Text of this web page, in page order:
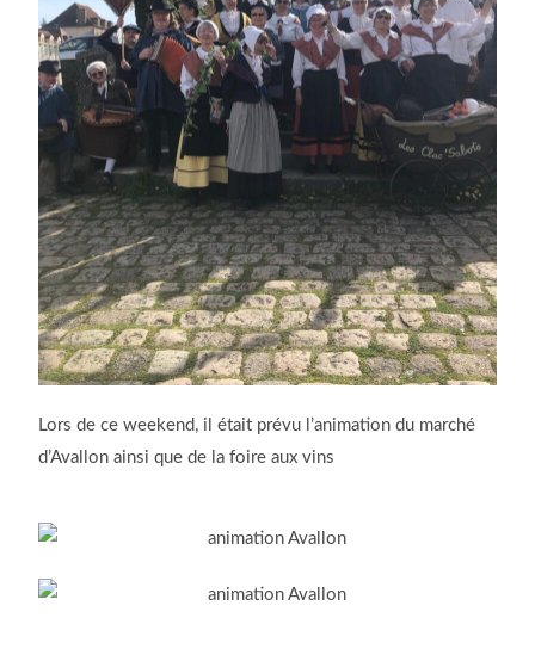
Lors de ce weekend, il était prévu l’animation du marché
d’Avallon ainsi que de la foire aux vins